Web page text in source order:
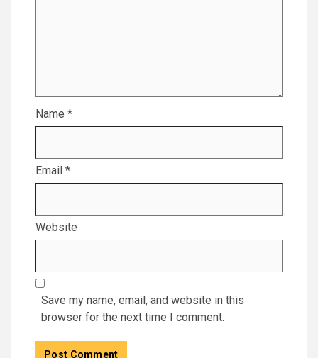
Name *
Email *
Website
Save my name, email, and website in this
browser for the next time I comment.